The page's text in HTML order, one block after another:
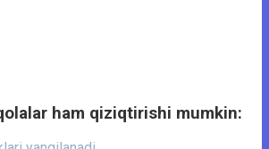
ham qiziqtirishi mumkin: